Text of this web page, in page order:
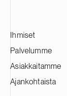
Ihmiset
Palvelumme
Asiakkaitamme
Ajankohtaista